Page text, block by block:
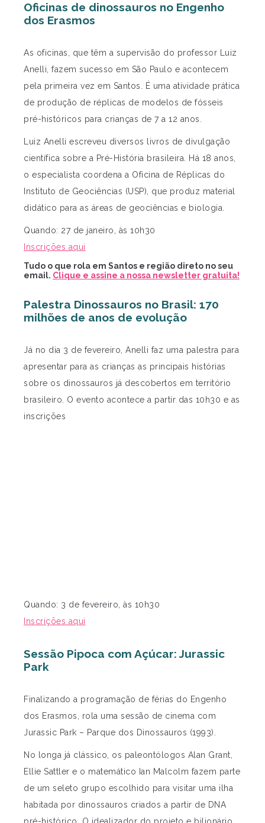
Oficinas de dinossauros no Engenho
dos Erasmos
As oficinas, que têm a supervisão do professor Luiz
Anelli, fazem sucesso em São Paulo e acontecem
pela primeira vez em Santos. É uma atividade prática
de produção de réplicas de modelos de fósseis
pré-históricos para crianças de 7 a 12 anos.
Luiz Anelli escreveu diversos livros de divulgação
científica sobre a Pré-História brasileira. Há 18 anos,
o especialista coordena a Oficina de Réplicas do
Instituto de Geociências (USP), que produz material
didático para as áreas de geociências e biologia.
Quando: 27 de janeiro, às 10h30
Inscrições aqui
Tudo o que rola em Santos e região direto no seu
email. Clique e assine a nossa newsletter gratuita!
Palestra Dinossauros no Brasil: 170
milhões de anos de evolução
Já no dia 3 de fevereiro, Anelli faz uma palestra para
apresentar para as crianças as principais histórias
sobre os dinossauros já descobertos em território
brasileiro. O evento acontece a partir das 10h30 e as
inscrições
Quando: 3 de fevereiro, às 10h30
Inscrições aqui
Sessão Pipoca com Açúcar: Jurassic
Park
Finalizando a programação de férias do Engenho
dos Erasmos, rola uma sessão de cinema com
Jurassic Park – Parque dos Dinossauros (1993).
No longa já clássico, os paleontólogos Alan Grant,
Ellie Sattler e o matemático Ian Malcolm fazem parte
de um seleto grupo escolhido para visitar uma ilha
habitada por dinossauros criados a partir de DNA